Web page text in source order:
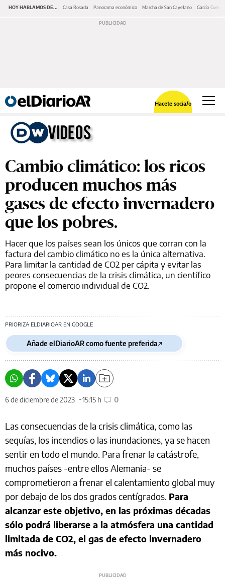
HOY HABLAMOS DE... Casa Rosada Panorama económico Marcha de San Cayetano García Cuerva
Hacete socia/o
Cambio climático: los ricos
producen muchos más
gases de efecto invernadero
que los pobres.
Hacer que los países sean los únicos que corran con la
factura del cambio climático no es la única alternativa.
Para limitar la cantidad de CO2 per cápita y evitar las
peores consecuencias de la crisis climática, un científico
propone el comercio individual de CO2.
PRIORIZA ELDIARIOAR EN GOOGLE
Añade elDiarioAR como fuente preferida
6 de diciembre de 2023 15:15 h 0
Las consecuencias de la crisis climática, como las
sequías, los incendios o las inundaciones, ya se hacen
sentir en todo el mundo. Para frenar la catástrofe,
muchos países -entre ellos Alemania- se
comprometieron a frenar el calentamiento global muy
por debajo de los dos grados centígrados. Para
alcanzar este objetivo, en las próximas décadas
sólo podrá liberarse a la atmósfera una cantidad
limitada de CO2, el gas de efecto invernadero
más nocivo.